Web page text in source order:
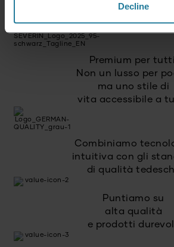
Decline
Premium per
Non un lusso per
ma uno stile di
vita accessibile a
Combiniamo
intuitiva con gli
di qualità
Puntiamo su
alta qualità
e prodotti